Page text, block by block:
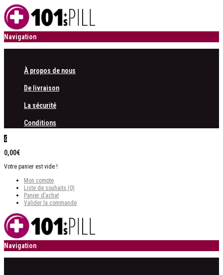
Navigation
À propos de nous
De livraison
La sécurité
Conditions
0
0,00€
Votre panier est vide !
Mon compte
Liste de souhaits (0)
Panier d’achat
Valider la commande
Navigation